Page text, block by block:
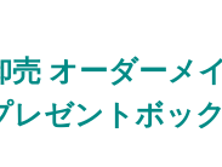
売 オーダーメ
レゼントボッ